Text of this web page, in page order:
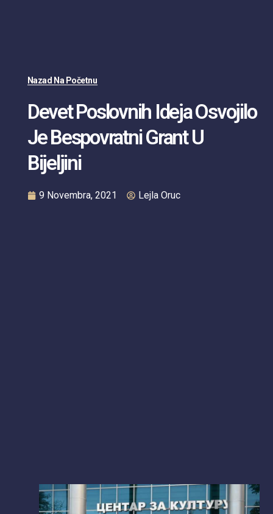
Nazad Na Početnu
Devet Poslovnih Ideja Osvojilo
Je Bespovratni Grant U
Bijeljini
9 Novembra, 2021 Lejla Oruc